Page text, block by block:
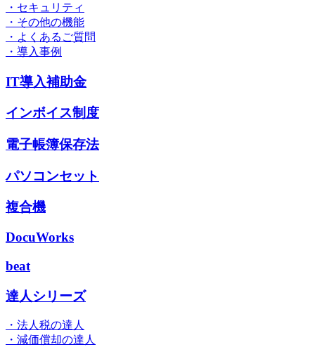
・セキュリティ
・その他の機能
・よくあるご質問
・導入事例
IT導入補助金
インボイス制度
電子帳簿保存法
パソコンセット
複合機
DocuWorks
beat
達人シリーズ
・法人税の達人
・減価償却の達人